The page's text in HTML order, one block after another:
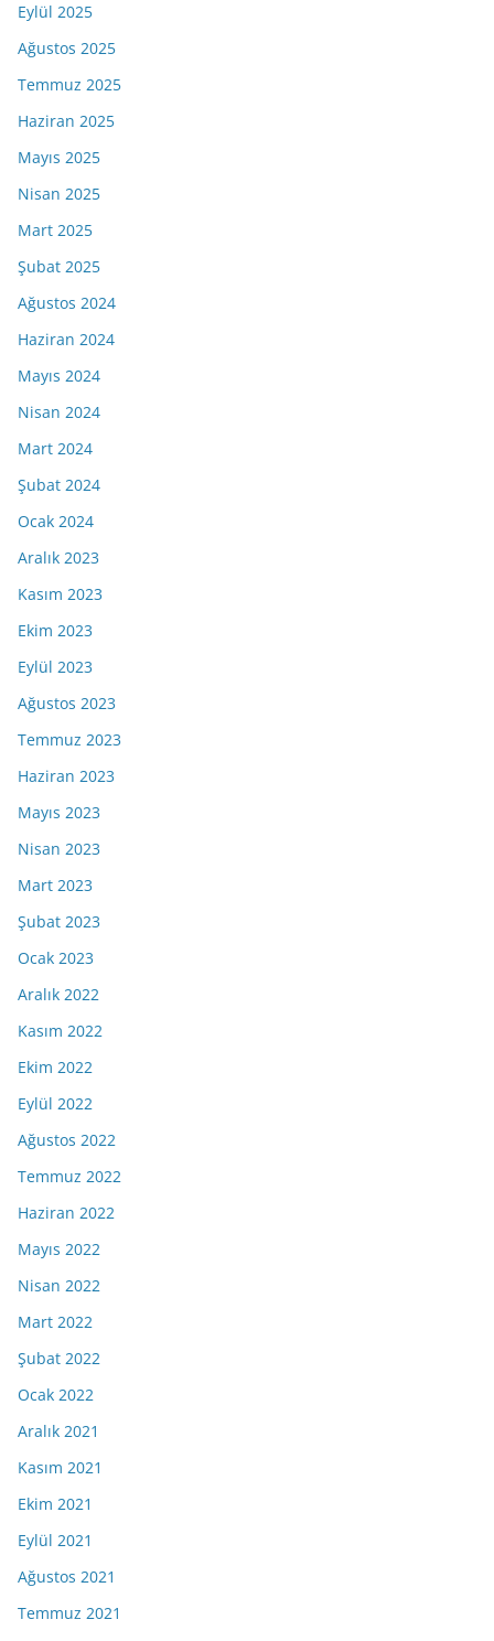
Eylül 2025
Ağustos 2025
Temmuz 2025
Haziran 2025
Mayıs 2025
Nisan 2025
Mart 2025
Şubat 2025
Ağustos 2024
Haziran 2024
Mayıs 2024
Nisan 2024
Mart 2024
Şubat 2024
Ocak 2024
Aralık 2023
Kasım 2023
Ekim 2023
Eylül 2023
Ağustos 2023
Temmuz 2023
Haziran 2023
Mayıs 2023
Nisan 2023
Mart 2023
Şubat 2023
Ocak 2023
Aralık 2022
Kasım 2022
Ekim 2022
Eylül 2022
Ağustos 2022
Temmuz 2022
Haziran 2022
Mayıs 2022
Nisan 2022
Mart 2022
Şubat 2022
Ocak 2022
Aralık 2021
Kasım 2021
Ekim 2021
Eylül 2021
Ağustos 2021
Temmuz 2021